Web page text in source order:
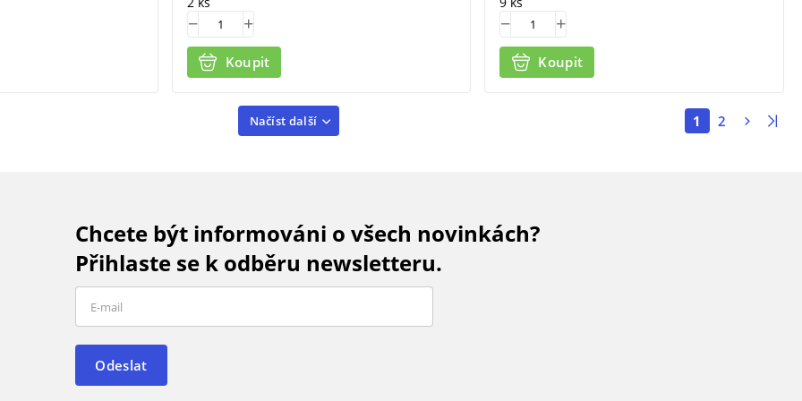
Koupit Koupit
Načíst další 1 2
Chcete být informováni o všech novinkách?
Přihlaste se k odběru newsletteru.
Odeslat